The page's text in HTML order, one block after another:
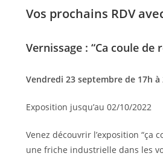
Vos prochains RDV
Vernissage : “Ca coule de
Vendredi 23 septembre de 17h à
Exposition jusqu’au 02/10/2022
Venez découvrir l’exposition “ça
une friche industrielle dans les